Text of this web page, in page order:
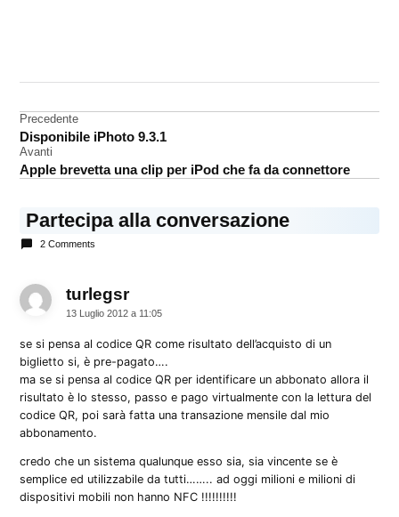
codice
QR
Navigazione
articoli
Precedente
Disponibile iPhoto 9.3.1
Avanti
Apple brevetta una clip per iPod che fa da connettore
Partecipa alla conversazione
2 Comments
turlegsrdice:
13 Luglio 2012 a 11:05
se si pensa al codice QR come risultato dell’acquisto di un
biglietto si, è pre-pagato….
ma se si pensa al codice QR per identificare un abbonato allora il
risultato è lo stesso, passo e pago virtualmente con la lettura del
codice QR, poi sarà fatta una transazione mensile dal mio
abbonamento.
credo che un sistema qualunque esso sia, sia vincente se è
semplice ed utilizzabile da tutti…….. ad oggi milioni e milioni di
dispositivi mobili non hanno NFC !!!!!!!!!!